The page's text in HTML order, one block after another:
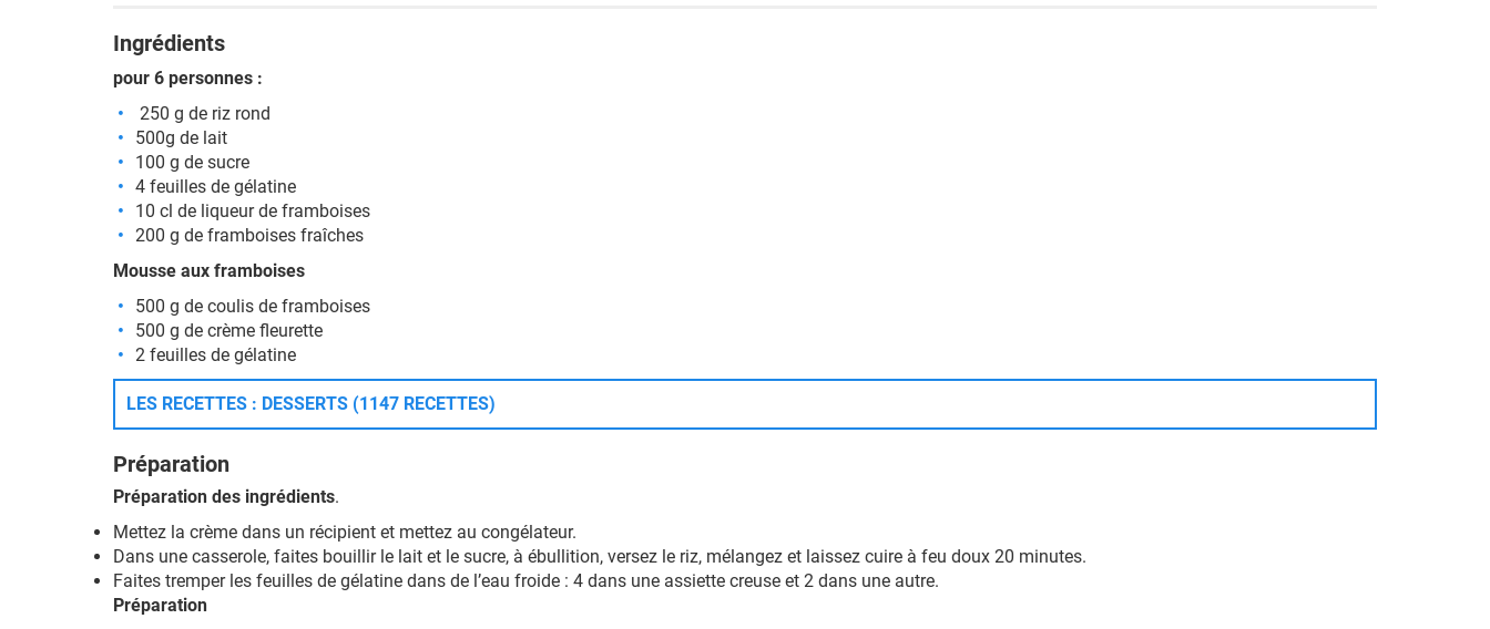
Ingrédients
pour 6 personnes :
250 g de riz rond
500g de lait
100 g de sucre
4 feuilles de gélatine
10 cl de liqueur de framboises
200 g de framboises fraîches
Mousse aux framboises
500 g de coulis de framboises
500 g de crème fleurette
2 feuilles de gélatine
LES RECETTES : DESSERTS (1147 RECETTES)
Préparation
Préparation des ingrédients.
Mettez la crème dans un récipient et mettez au congélateur.
Dans une casserole, faites bouillir le lait et le sucre, à ébullition, versez le riz, mélangez et laissez cuire à feu doux 20 minutes.
Faites tremper les feuilles de gélatine dans de l’eau froide : 4 dans une assiette creuse et 2 dans une autre.
Préparation